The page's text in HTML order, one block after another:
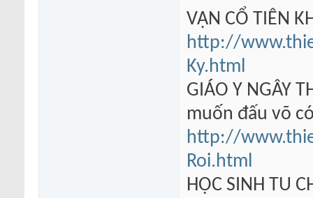
VẠN CỔ TIÊN
http://
Ky.html
GIÁO Y NGÂY
muốn đấu võ
http://
Roi.html
HỌC SINH TU